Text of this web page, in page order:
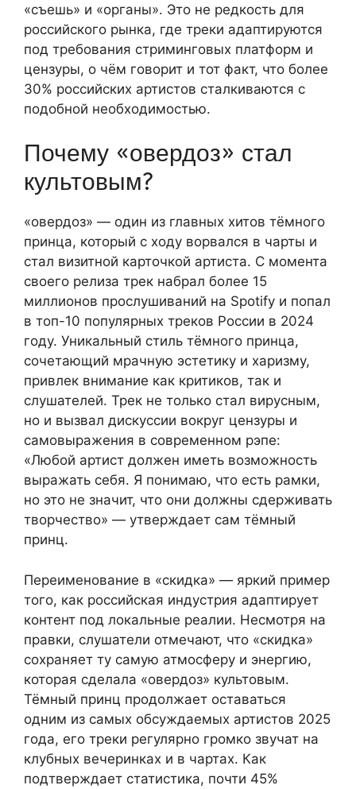
«съешь» и «органы». Это не редкость для
российского рынка, где треки адаптируются
под требования стриминговых платформ и
цензуры, о чём говорит и тот факт, что более
30% российских артистов сталкиваются с
подобной необходимостью.
Почему «овердоз» стал
культовым?
«овердоз» — один из главных хитов тёмного
принца, который с ходу ворвался в чарты и
стал визитной карточкой артиста. С момента
своего релиза трек набрал более 15
миллионов прослушиваний на Spotify и попал
в топ-10 популярных треков России в 2024
году. Уникальный стиль тёмного принца,
сочетающий мрачную эстетику и харизму,
привлек внимание как критиков, так и
слушателей. Трек не только стал вирусным,
но и вызвал дискуссии вокруг цензуры и
самовыражения в современном рэпе:
«Любой артист должен иметь возможность
выражать себя. Я понимаю, что есть рамки,
но это не значит, что они должны сдерживать
творчество» — утверждает сам тёмный
принц.
Переименование в «скидка» — яркий пример
того, как российская индустрия адаптирует
контент под локальные реалии. Несмотря на
правки, слушатели отмечают, что «скидка»
сохраняет ту самую атмосферу и энергию,
которая сделала «овердоз» культовым.
Тёмный принц продолжает оставаться
одним из самых обсуждаемых артистов 2025
года, его треки регулярно громко звучат на
клубных вечеринках и в чартах. Как
подтверждает статистика, почти 45%